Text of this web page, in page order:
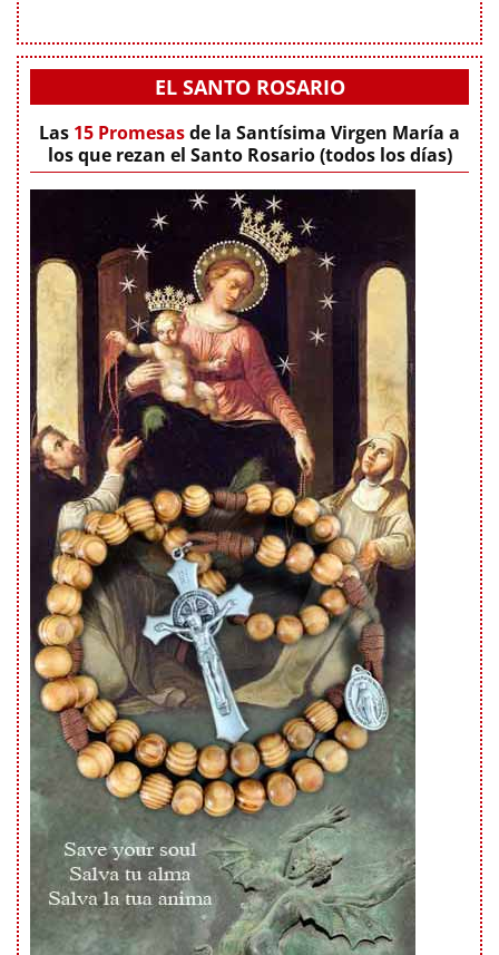
EL SANTO ROSARIO
Las 15 Promesasde la Santísima Virgen María a
los que rezan el Santo Rosario (todos los días)